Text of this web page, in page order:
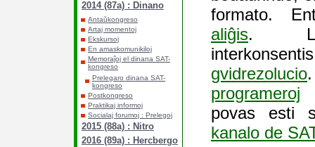
2014 (87a) : Dinano
Antaŭkongreso
Artaj momentoj
Ekskursoj
En amaskomunikiloj
Memoraĵoj el dinana SAT-
kongreso
Prelegaro dinana SAT-
kongreso
Postkongreso
Praktikaj informoj
Socialaj forumoj : Prelegoj
2015 (88a) : Nitro
2016 (89a) : Hercbergo
formato.
aliĝis. La
gvidrezolucio
programeroj
povas esti
kanalo de